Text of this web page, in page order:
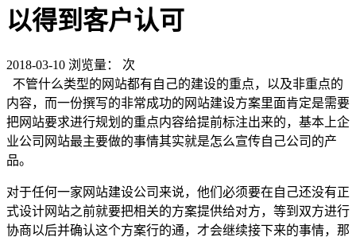
以得到客户认可
2018-03-10 浏览量：
次
不管什么类型的网站都有自己的建设的重点，以及非重点的
内容，而一份撰写的非常成功的网站建设方案里面肯定是需要
把网站要求进行规划的重点内容给提前标注出来的，基本上企
业公司网站最主要做的事情其实就是怎么宣传自己公司的产
品。
对于任何一家网站建设公司来说，他们必须要在自己还没有正
式设计网站之前就要把相关的方案提供给对方，等到双方进行
协商以后并确认这个方案行的通，才会继续接下来的事情，那